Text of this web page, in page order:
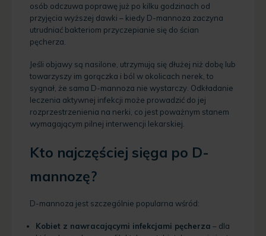
osób odczuwa poprawę już po kilku godzinach od
przyjęcia wyższej dawki – kiedy D-mannoza zaczyna
utrudniać bakteriom przyczepianie się do ścian
pęcherza.
Jeśli objawy są nasilone, utrzymują się dłużej niż dobę lub
towarzyszy im gorączka i ból w okolicach nerek, to
sygnał, że sama D-mannoza nie wystarczy. Odkładanie
leczenia aktywnej infekcji może prowadzić do jej
rozprzestrzenienia na nerki, co jest poważnym stanem
wymagającym pilnej interwencji lekarskiej.
Kto najczęściej sięga po D-
mannozę?
D-mannoza jest szczególnie popularna wśród:
Kobiet z nawracającymi infekcjami pęcherza – dla